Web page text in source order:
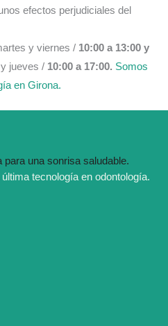
efectos perjudiciales del
y viernes / 10:00 a 13:00 y
jueves / 10:00 a 17:00. Somos
en Girona.
para una sonrisa saludable.
tecnología en odontología.